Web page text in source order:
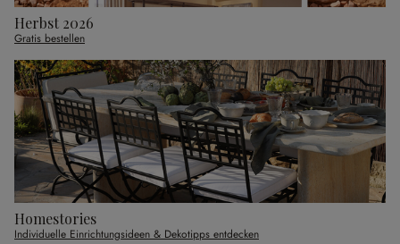
Herbst 2026
Gratis bestellen
Homestories
Individuelle Einrichtungsideen & Dekotipps entdecken